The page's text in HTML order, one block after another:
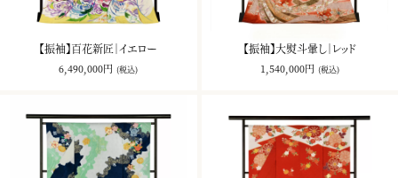
【振袖】百花新匠｜イエロー
6,490,000円 (税込)
【振袖】大熨斗暈し｜レッド
1,540,000円 (税込)